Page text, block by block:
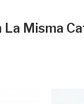
Misma